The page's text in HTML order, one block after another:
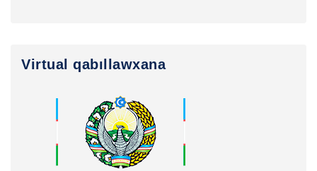
Virtual qabıllawxana